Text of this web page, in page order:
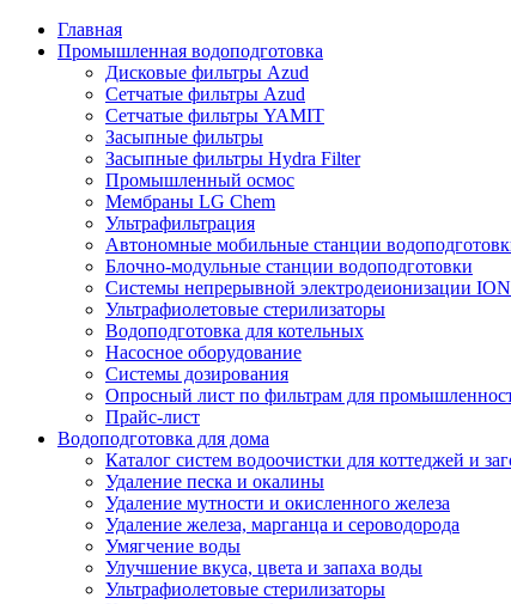
Главная
Промышленная водоподготовка
Дисковые фильтры Azud
Сетчатые фильтры Azud
Сетчатые фильтры YAMIT
Засыпные фильтры
Засыпные фильтры Hydra Filter
Промышленный осмос
Мембраны LG Chem
Ультрафильтрация
Автономные мобильные станции
Блочно-модульные станции водоподготовки
Системы непрерывной электродеионизации
Ультрафиолетовые стерилизаторы
Водоподготовка для котельных
Насосное оборудование
Системы дозирования
Опросный лист по фильтрам для
Прайс-лист
Водоподготовка для дома
Каталог систем водоочистки для коттеджей и
Удаление песка и окалины
Удаление мутности и окисленного железа
Удаление железа, марганца и сероводорода
Умягчение воды
Улучшение вкуса, цвета и запаха воды
Ультрафиолетовые стерилизаторы